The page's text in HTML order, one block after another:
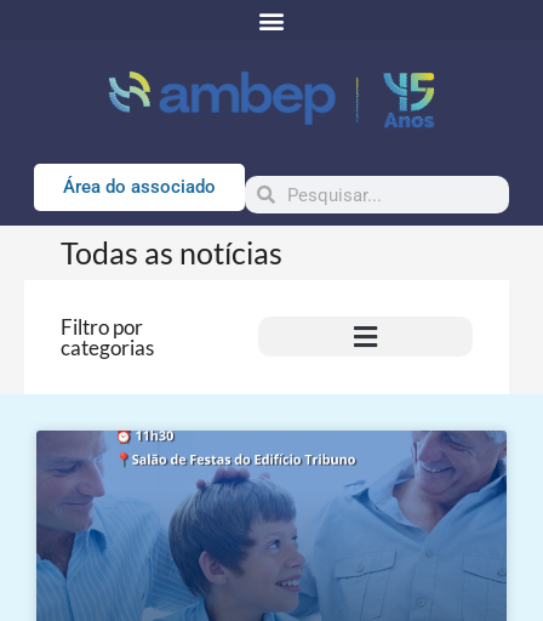
Área do associado
Todas as notícias
Filtro por
categorias